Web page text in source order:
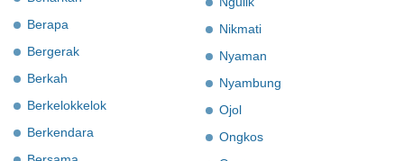
Berapa
Bergerak
Berkah
Berkelokkelok
Berkendara
Nikmati
Nyaman
Nyambung
Ojol
Ongkos